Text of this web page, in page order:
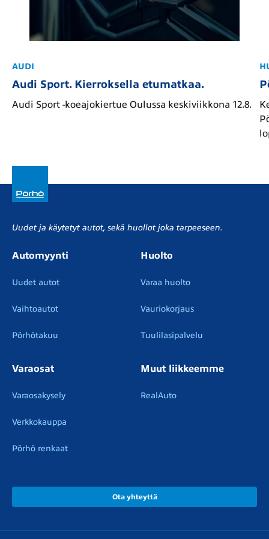
AUDI
Audi Sport. Kierroksella etumatkaa.
Audi Sport -koeajokiertue Oulussa keskiviikkona 12.8.
Uudet ja käytetyt autot, sekä huollot joka tarpeeseen.
Automyynti
Uudet autot
Vaihtoautot
Pörhötakuu
Huolto
Varaa huolto
Vauriokorjaus
Tuulilasipalvelu
Varaosat
Varaosakysely
Verkkokauppa
Pörhö renkaat
Muut liikkeemme
RealAuto
Ota yhteyttä